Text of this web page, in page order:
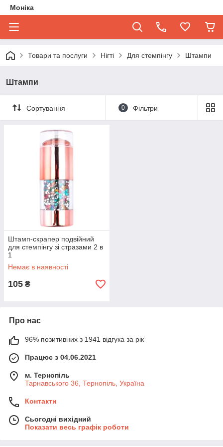
Моніка
Товари та послуги Нігті Для стемпінгу Штампи
Штампи
Сортування 0 Фільтри
Штамп-скрапер подвійний
для стемпінгу зі стразами 2 в
1
Немає в наявності
105 ₴
Про нас
96% позитивних з 1941 відгука за рік
Працює з 04.06.2021
м. Тернопіль
Тарнавського 36, Тернопіль, Україна
Контакти
Сьогодні вихідний
Показати весь графік роботи